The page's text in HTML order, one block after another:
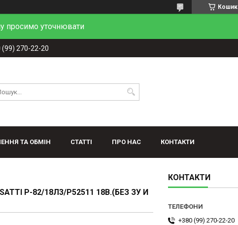
Кошик
просимо уточнювати
(99) 270-22-20
ТА ОБМІН СТАТТІ ПРО НАС КОНТАКТИ
Р-82/18Л3/P52511 18В.(БЕЗ ЗУ И
КОНТАКТИ
+380 (99) 270-22-20